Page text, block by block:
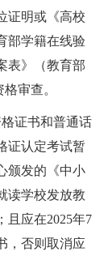
证明或《高校
部学籍在线验
表》（教育部
审查。
证书和普通话
证认定考试暂
颁发的《中小
读学校发放教
且应在2025年7
，否则取消应